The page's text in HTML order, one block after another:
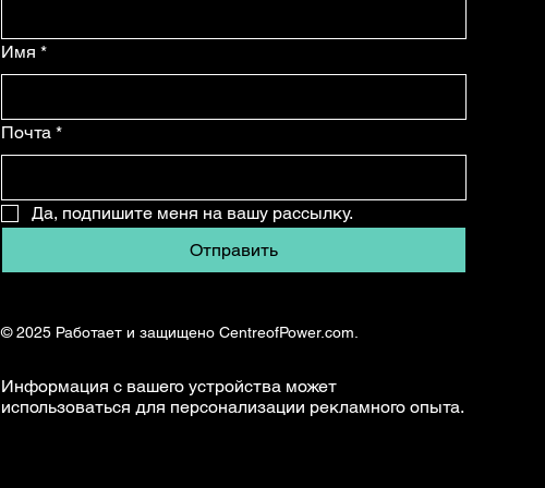
Имя *
Почта *
Да, подпишите меня на вашу рассылку.
Отправить
© 2025 Работает и защищено CentreofPower.com.
Информация с вашего устройства может
использоваться для персонализации рекламного опыта.